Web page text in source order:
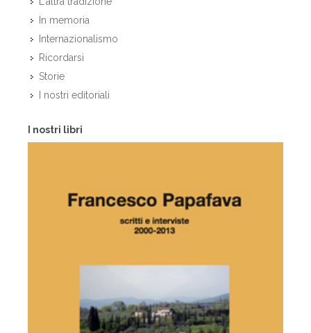
In memoria
Internazionalismo
Ricordarsi
Storie
I nostri editoriali
I nostri libri